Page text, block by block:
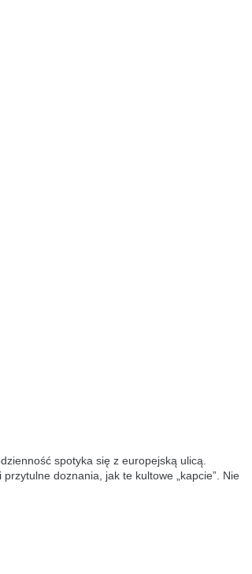
spotyka się z europejską ulicą.
doznania, jak te kultowe „kapcie”. Nie